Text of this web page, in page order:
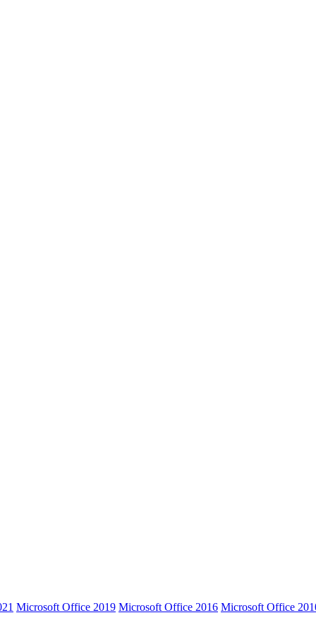
Microsoft Office 2019 Microsoft Office 2016 Microsoft Office